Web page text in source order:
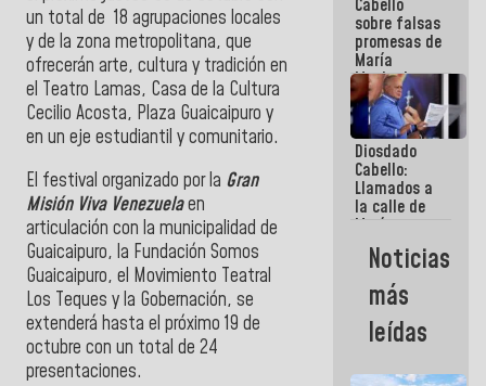
un total de 18 agrupaciones locales
y de la zona metropolitana, que
ofrecerán arte, cultura y tradición en
el Teatro Lamas, Casa de la Cultura
Cecilio Acosta, Plaza Guaicaipuro y
en un eje estudiantil y comunitario.
El festival organizado por la Gran
Misión Viva Venezuelaen
articulación con la municipalidad de
Guaicaipuro, la Fundación Somos
Guaicaipuro, el Movimiento Teatral
Los Teques y la Gobernación, se
extenderá hasta el próximo 19 de
octubre con un total de 24
presentaciones.
sólida de
Venezuela
Cabello
sobre falsas
promesas de
María
Machado:
¿Quién le
puede creer?
¿Y la gente
que ella iba
a salvar en
La Guaira?
Diosdado
Cabello:
Llamados a
la calle de
María
Machado se
estrellaron
de frente
contra el
Pueblo
Noticias
más
leídas